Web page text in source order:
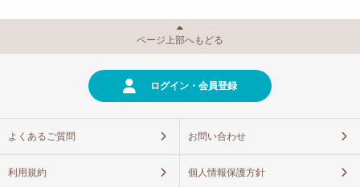
ページ上部へもどる
ログイン・会員登録
よくあるご質問 お問い合わせ
利用規約 個人情報保護方針